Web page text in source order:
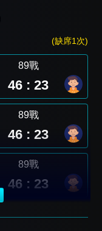
(缺席1次)
89戰
46 : 23
89戰
46 : 23
89戰
46 : 23